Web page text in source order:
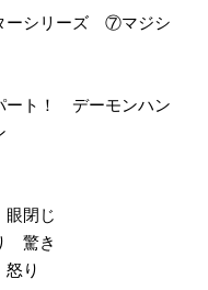
ーシリーズ ⑦マジシ
ート！ デーモンハン
閉じ
驚き
り